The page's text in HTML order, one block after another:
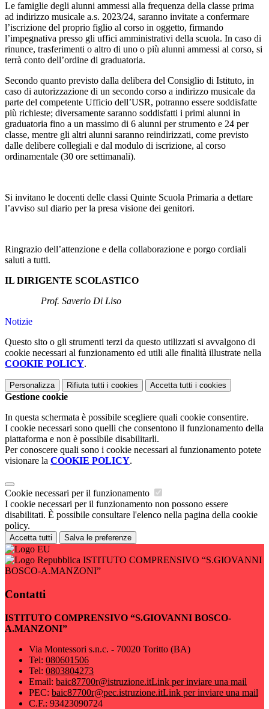
Le famiglie degli alunni ammessi alla frequenza della classe prima
ad indirizzo musicale a.s. 2023/24, saranno invitate a confermare
l’iscrizione del proprio figlio al corso in oggetto, firmando
l’impegnativa presso gli uffici amministrativi della scuola. In caso di
rinunce, trasferimenti o altro di uno o più alunni ammessi al corso, si
terrà conto dell’ordine di graduatoria.
Secondo quanto previsto dalla delibera del Consiglio di Istituto, in
caso di autorizzazione di un secondo corso a indirizzo musicale da
parte del competente Ufficio dell’USR, potranno essere soddisfatte
più richieste; diversamente saranno soddisfatti i primi alunni in
graduatoria fino a un massimo di 6 alunni per strumento e 24 per
classe, mentre gli altri alunni saranno reindirizzati, come previsto
dalle delibere collegiali e dal modulo di iscrizione, al corso
ordinamentale (30 ore settimanali).
Si invitano le docenti delle classi Quinte Scuola Primaria a dettare
l’avviso sul diario per la presa visione dei genitori.
Ringrazio dell’attenzione e della collaborazione e porgo cordiali
saluti a tutti.
IL DIRIGENTE SCOLASTICO
Prof. Saverio Di Liso
Notizie
Questo sito o gli strumenti terzi da questo utilizzati si avvalgono di
cookie necessari al funzionamento ed utili alle finalità illustrate nella
COOKIE POLICY.
Personalizza Rifiuta tutti i cookies Accetta tutti i cookies
Gestione cookie
In questa schermata è possibile scegliere quali cookie consentire.
I cookie necessari sono quelli che consentono il funzionamento della
piattaforma e non è possibile disabilitarli.
Per conoscere quali sono i cookie necessari al funzionamento potete
visionare la COOKIE POLICY.
Cookie necessari per il funzionamento
I cookie necessari per il funzionamento non possono essere
disabilitati. È possibile consultare l'elenco nella pagina della cookie
policy.
Accetta tutti Salva le preferenze
ISTITUTO COMPRENSIVO “S.GIOVANNI
BOSCO-A.MANZONI”
Contatti
ISTITUTO COMPRENSIVO “S.GIOVANNI BOSCO-
A.MANZONI”
Via Montessori s.n.c. - 70020 Toritto (BA)
Tel: 080601506
Tel: 0803804273
Email: baic87700r@istruzione.itLink per inviare una mail
PEC: baic87700r@pec.istruzione.itLink per inviare una mail
C.F.: 93423090724